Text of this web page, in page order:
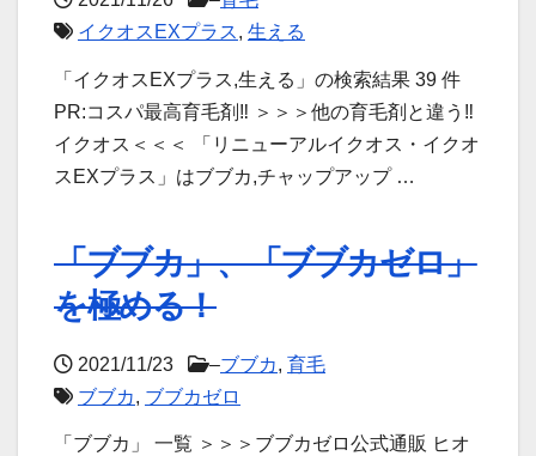
イクオスEXプラス, 生える
「イクオスEXプラス,生える」の検索結果 39 件
PR:コスパ最高育毛剤‼ ＞＞＞他の育毛剤と違う‼
イクオス＜＜＜ 「リニューアルイクオス・イクオ
スEXプラス」はブブカ,チャップアップ …
「ブブカ」、「ブブカゼロ」
を極める！
2021/11/23 –ブブカ, 育毛
ブブカ, ブブカゼロ
「ブブカ」 一覧 ＞＞＞ブブカゼロ公式通販 ヒオ